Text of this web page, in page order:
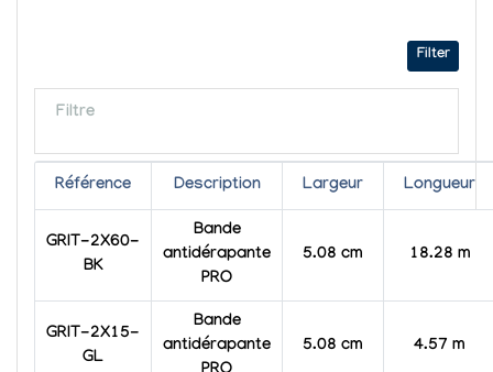
Filter
Filtre
Référence Description Largeur Longueur
GRIT-2X60-
BK
Bande
antidérapante
PRO
5.08 cm 18.28 m
GRIT-2X15-
GL
Bande
antidérapante
5.08 cm 4.57 m